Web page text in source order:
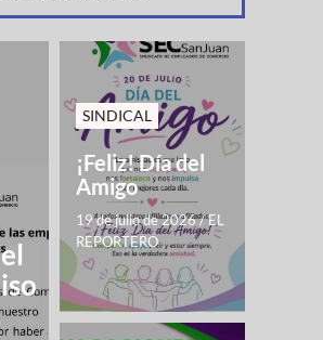
SINDICAL
¡Feliz! Día del
Amigo
19 de julio de 2026/EL
REPORTERO